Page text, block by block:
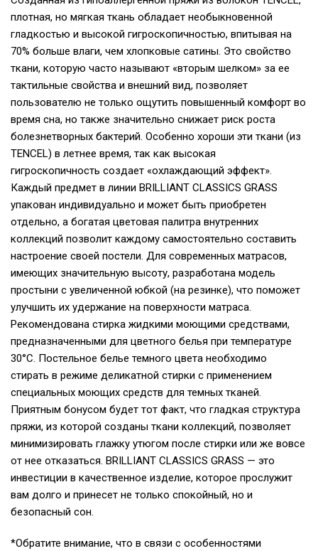
плотная, но мягкая ткань обладает необыкновенной
гладкостью и высокой гигроскопичностью, впитывая на
70% больше влаги, чем хлопковые сатины. Это свойство
ткани, которую часто называют «вторым шелком» за ее
тактильные свойства и внешний вид, позволяет
пользователю не только ощутить повышенный комфорт во
время сна, но также значительно снижает риск роста
болезнетворных бактерий. Особенно хороши эти ткани (из
TENCEL) в летнее время, так как высокая
гигроскопичность создает «охлаждающий эффект».
Каждый предмет в линии BRILLIANT CLASSICS GRASS
упакован индивидуально и может быть приобретен
отдельно, а богатая цветовая палитра внутренних
коллекций позволит каждому самостоятельно составить
настроение своей постели. Для современных матрасов,
имеющих значительную высоту, разработана модель
простыни с увеличенной юбкой (на резинке), что поможет
улучшить их удержание на поверхности матраса.
Рекомендована стирка жидкими моющими средствами,
предназначенными для цветного белья при температуре
30°С. Постельное белье темного цвета необходимо
стирать в режиме деликатной стирки с применением
специальных моющих средств для темных тканей.
Приятным бонусом будет тот факт, что гладкая структура
пряжи, из которой созданы ткани коллекций, позволяет
минимизировать глажку утюгом после стирки или же вовсе
от нее отказаться. BRILLIANT CLASSICS GRASS — это
инвестиции в качественное изделие, которое прослужит
вам долго и принесет не только спокойный, но и
безопасный сон.
*Обратите внимание, что в связи с особенностями